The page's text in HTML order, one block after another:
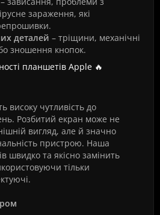
зараження, які
деталей – тріщини, механічні
зношення кнопок.
планшетів Apple 🔥
чутливість до
Розбитий екран може не
вигляд, але й значно
пристрою. Наша
швидко та якісно замінить
тільки